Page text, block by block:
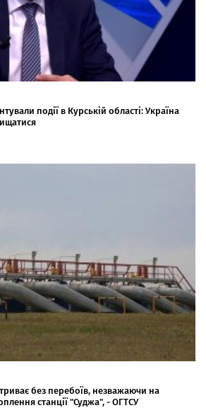
події в Курській області: Україна
без перебоїв, незважаючи на
станції "Суджа", - ОГТСУ